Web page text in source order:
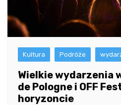
Kultura Podróże
Wielkie wydarzenia
de Pologne i OFF
horyzoncie